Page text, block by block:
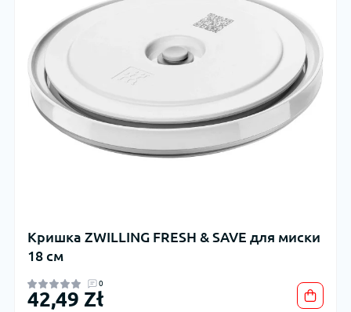
Кришка ZWILLING FRESH & SAVE для миски
18 см
0
42,49 Zł